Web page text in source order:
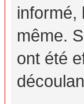
informé,
même.
ont été